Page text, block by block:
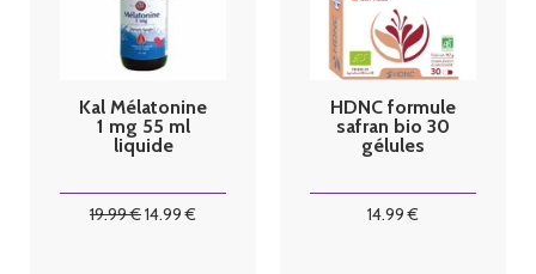
Kal Mélatonine
1 mg 55 ml
liquide
19.99€14.99 €
HDNC formule
safran bio 30
gélules
14.99 €